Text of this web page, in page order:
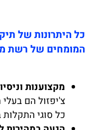
כל היתרונות של
המומחים של רשת
מקצוענות
צ'יפזול הם בעלי
כל סוגי התקלות